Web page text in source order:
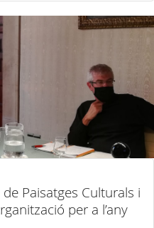
Paisatges Culturals i
per a l’any